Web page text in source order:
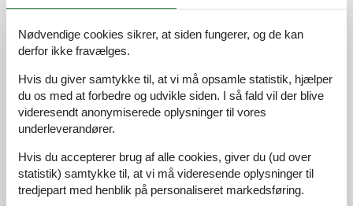
Die Terrasse war ideal für den Morgenkaffee, und wir
eine kurze Autofahrt entfernt war
4,5 februar 2025
Generel:
Ein schöner Ort für einen Aufenthalt mit Freunden! Das
Wohnzimmer war geräumig, und wir genossen alle unsere
hilfsbereit und freundlich
4,5 februar 2025
Nødvendige cookies sikrer, at siden fungerer, og de kan
derfor ikke fravælges.
Hvis du giver samtykke til, at vi må opsamle statistik, hjælper
du os med at forbedre og udvikle siden. I så fald vil der blive
videresendt anonymiserede oplysninger til vores
underleverandører.
Hvis du accepterer brug af alle cookies, giver du (ud over
statistik) samtykke til, at vi må videresende oplysninger til
tredjepart med henblik på personaliseret markedsføring.